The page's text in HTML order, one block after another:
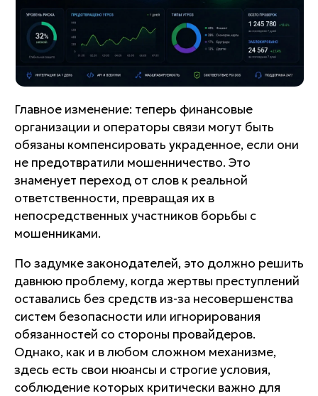
Главное изменение: теперь финансовые
организации и операторы связи могут быть
обязаны компенсировать украденное, если они
не предотвратили мошенничество. Это
знаменует переход от слов к реальной
ответственности, превращая их в
непосредственных участников борьбы с
мошенниками.
По задумке законодателей, это должно решить
давнюю проблему, когда жертвы преступлений
оставались без средств из-за несовершенства
систем безопасности или игнорирования
обязанностей со стороны провайдеров.
Однако, как и в любом сложном механизме,
здесь есть свои нюансы и строгие условия,
соблюдение которых критически важно для